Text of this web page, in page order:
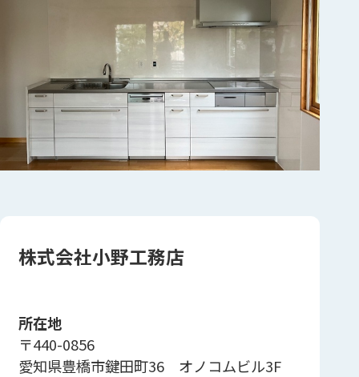
株式会社小野工務店
所在地
〒440-0856
愛知県豊橋市鍵田町36 オノコムビル3F